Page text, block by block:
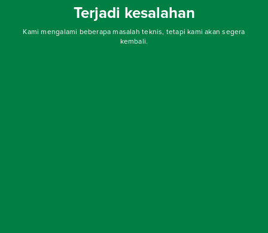
Terjadi kesalahan
Kami mengalami beberapa masalah teknis, tetapi kami akan segera
kembali.